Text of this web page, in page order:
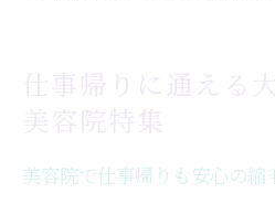
仕事帰りに通える
美容院特集
美容院で仕事帰りも安心の縮